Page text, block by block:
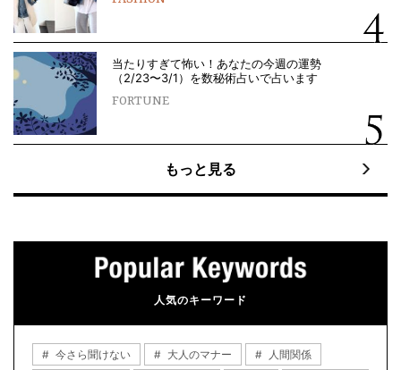
当たりすぎて怖い！あなたの今週の運勢
（2/23〜3/1）を数秘術占いで占います
FORTUNE
もっと見る
人気のキーワード
今さら聞けない 大人のマナー
人間関係